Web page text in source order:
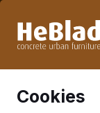
Woche 33 nicht.
Cookies